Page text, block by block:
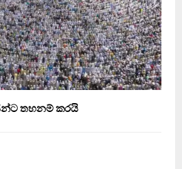
තහනම් කරයි